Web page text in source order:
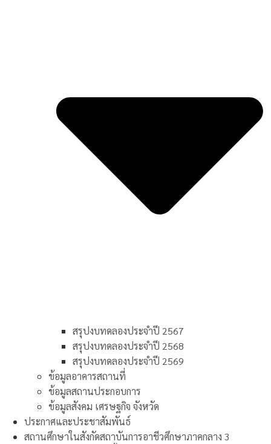
สรุปงบทดลองประจำปี 2567
สรุปงบทดลองประจำปี 2568
สรุปงบทดลองประจำปี 2569
ข้อมูลอาคารสถานที่
ข้อมูลสถานประกอบการ
ข้อมูลสังคม เศรษฐกิจ จังหวัด
ประกาศและประชาสัมพันธ์
สถานศึกษาในสังกัดสถาบันการอาชีวศึกษาภาคกลาง 3